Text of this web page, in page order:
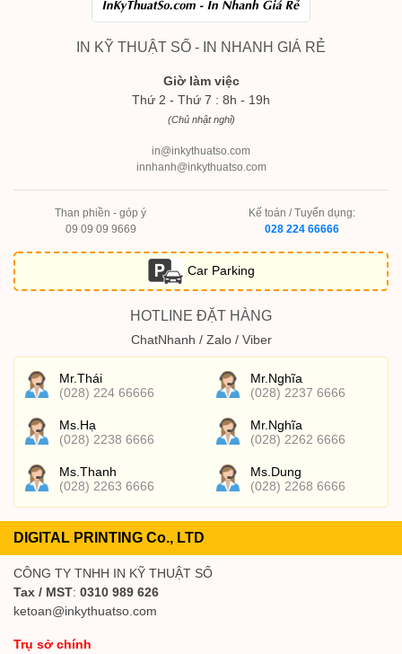
IN KỸ THUẬT SỐ - IN NHANH GIÁ RẺ
Giờ làm việc
Thứ 2 - Thứ 7 : 8h - 19h
(Chủ nhật nghỉ)
in@inkythuatso.com
innhanh@inkythuatso.com
Than phiền - góp ý
09 09 09 9669
Kế toán / Tuyển dụng:
028 224 66666
Car Parking
HOTLINE ĐẶT HÀNG
ChatNhanh / Zalo / Viber
Mr.Thái
(028) 224 66666
Mr.Nghĩa
(028) 2237 6666
Ms.Hạ
(028) 2238 6666
Mr.Nghĩa
(028) 2262 6666
Ms.Thanh
(028) 2263 6666
Ms.Dung
(028) 2268 6666
DIGITAL PRINTING Co., LTD
CÔNG TY TNHH IN KỸ THUẬT SỐ
Tax / MST: 0310 989 626
ketoan@inkythuatso.com
Trụ sở chính